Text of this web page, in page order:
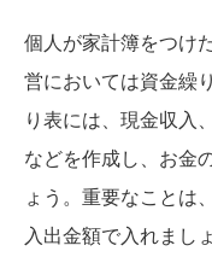
個人が家計簿をつけ
営においては資金繰
り表には、現金収入
などを作成し、お金
ょう。重要なことは
入出金額で入れまし